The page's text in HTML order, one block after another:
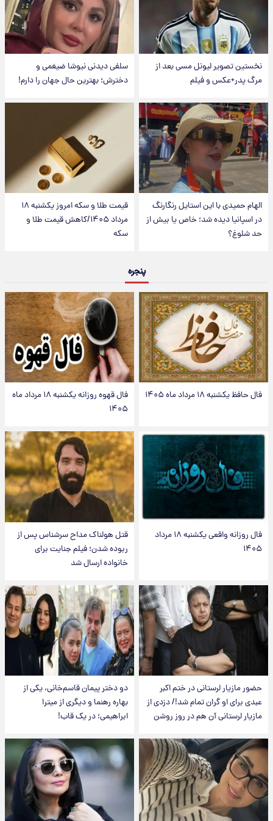
نخستین تصویر لیونل مسی بعد از
مرگ پدر+عکس و فیلم
سلفی دیدنی نیوشا ضیغمی و
دخترش؛ بهترین حال جهان را دارم!
الهام حمیدی با این استایل رنگارنگ
در اسپانیا دیده شد؛ خاص یا بیش از
حد شلوغ؟
قیمت طلا و سکه امروز یکشنبه ۱۸
مرداد ۱۴۰۵/کاهش قیمت طلا و
سکه
پنجره
فال حافظ یکشنبه ۱۸ مرداد ماه ۱۴۰۵
فال قهوه روزانه یکشنبه ۱۸ مرداد ماه
۱۴۰۵
فال روزانه واقعی یکشنبه ۱۸ مرداد
۱۴۰۵
قتل هولناک مداح سرشناس پس از
ربوده شدن؛ فیلم جنایت برای
خانواده ارسال شد
حضور مازیار لرستانی در ختم اکبر
عبدی برای او گران تمام شد!/ دزدی از
مازیار لرستانی آن هم در روز روشن
دو دختر پیمان قاسم‌خانی، یکی از
بهاره رهنما و دیگری از میترا
ابراهیمی؛ در یک قاب!